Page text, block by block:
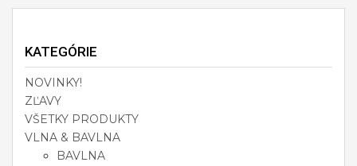
KATEGÓRIE
NOVINKY!
ZĽAVY
VŠETKY PRODUKTY
VLNA & BAVLNA
BAVLNA